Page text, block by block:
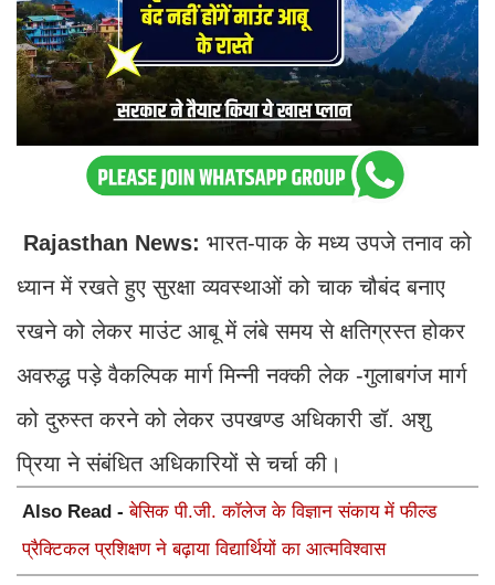
Rajasthan News: भारत-पाक के मध्य उपजे तनाव को
ध्यान में रखते हुए सुरक्षा व्यवस्थाओं को चाक चौबंद बनाए
रखने को लेकर माउंट आबू में लंबे समय से क्षतिग्रस्त होकर
अवरुद्ध पड़े वैकल्पिक मार्ग मिन्नी नक्की लेक -गुलाबगंज मार्ग
को दुरुस्त करने को लेकर उपखण्ड अधिकारी डॉ. अशु
प्रिया ने संबंधित अधिकारियों से चर्चा की।
Also Read -बेसिक पी.जी. कॉलेज के विज्ञान संकाय में फील्ड
प्रैक्टिकल प्रशिक्षण ने बढ़ाया विद्यार्थियों का आत्मविश्वास